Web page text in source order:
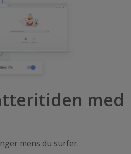
med
mens du surfer.